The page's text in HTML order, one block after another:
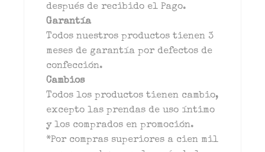
después de recibido el Pago.
Garantía
Todos nuestros productos tienen 3
meses de garantía por defectos de
confección.
Cambios
Todos los productos tienen cambio,
excepto las prendas de uso íntimo
y los comprados en promoción.
*Por compras superiores a cien mil